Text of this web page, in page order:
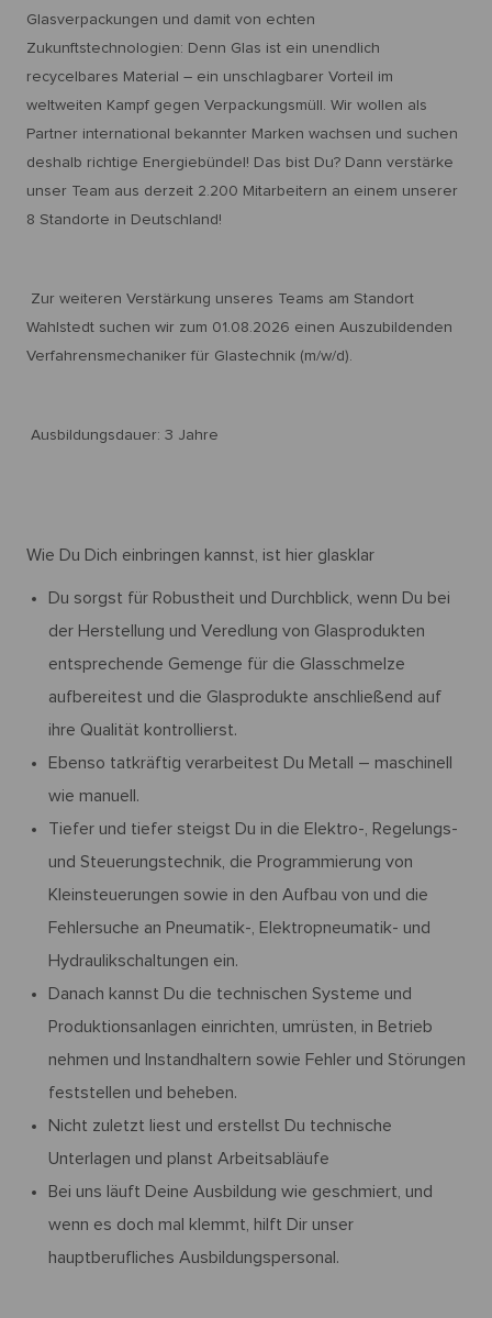
Glasverpackungen und damit von echten
Zukunftstechnologien: Denn Glas ist ein unendlich
recycelbares Material – ein unschlagbarer Vorteil im
weltweiten Kampf gegen Verpackungsmüll. Wir wollen als
Partner international bekannter Marken wachsen und suchen
deshalb richtige Energiebündel! Das bist Du? Dann verstärke
unser Team aus derzeit 2.200 Mitarbeitern an einem unserer
8 Standorte in Deutschland!
Zur weiteren Verstärkung unseres Teams am Standort
Wahlstedt suchen wir zum 01.08.2026 einen Auszubildenden
Verfahrensmechaniker für Glastechnik (m/w/d).
Ausbildungsdauer: 3 Jahre
Wie Du Dich einbringen kannst, ist hier glasklar
Du sorgst für Robustheit und Durchblick, wenn Du bei
der Herstellung und Veredlung von Glasprodukten
entsprechende Gemenge für die Glasschmelze
aufbereitest und die Glasprodukte anschließend auf
ihre Qualität kontrollierst.
Ebenso tatkräftig verarbeitest Du Metall – maschinell
wie manuell.
Tiefer und tiefer steigst Du in die Elektro-, Regelungs-
und Steuerungstechnik, die Programmierung von
Kleinsteuerungen sowie in den Aufbau von und die
Fehlersuche an Pneumatik-, Elektropneumatik- und
Hydraulikschaltungen ein.
Danach kannst Du die technischen Systeme und
Produktionsanlagen einrichten, umrüsten, in Betrieb
nehmen und Instandhaltern sowie Fehler und Störungen
feststellen und beheben.
Nicht zuletzt liest und erstellst Du technische
Unterlagen und planst Arbeitsabläufe
Bei uns läuft Deine Ausbildung wie geschmiert, und
wenn es doch mal klemmt, hilft Dir unser
hauptberufliches Ausbildungspersonal.